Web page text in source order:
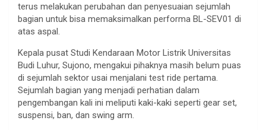
terus melakukan perubahan dan penyesuaian sejumlah
bagian untuk bisa memaksimalkan performa BL-SEV01 di
atas aspal.
Kepala pusat Studi Kendaraan Motor Listrik Universitas
Budi Luhur, Sujono, mengakui pihaknya masih belum puas
di sejumlah sektor usai menjalani test ride pertama.
Sejumlah bagian yang menjadi perhatian dalam
pengembangan kali ini meliputi kaki-kaki seperti gear set,
suspensi, ban, dan swing arm.